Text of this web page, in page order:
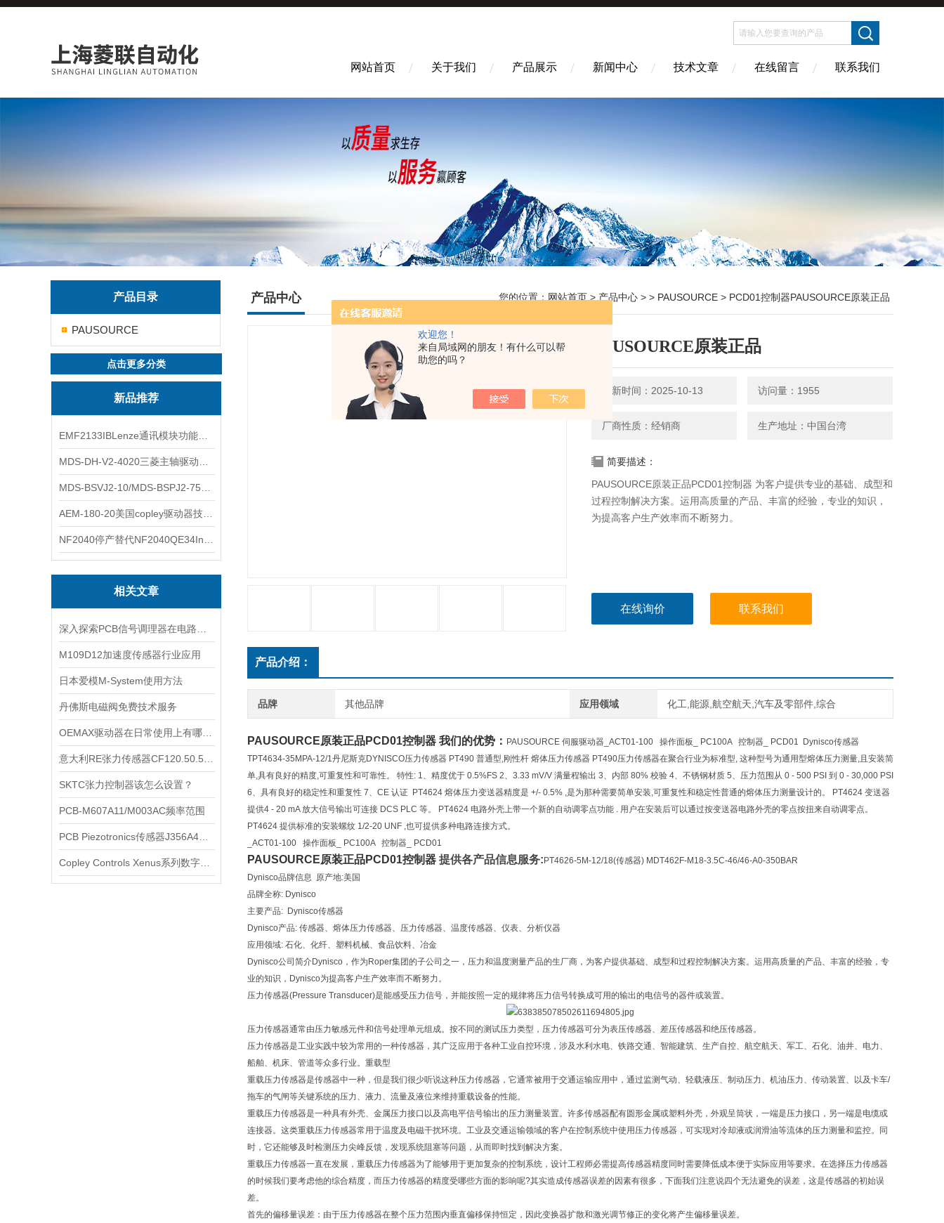
欢迎您！
来自局域网的朋友！有什么可以帮
助您的吗？
网站首页 关于我们 产品展示 新闻中心 技术文章 在线留言 联系我们
产品目录
PAUSOURCE
点击更多分类
新品推荐
相关文章
M109D12加速度传感器行业应用
日本爱模M-System使用方法
丹佛斯电磁阀免费技术服务
SKTC张力控制器该怎么设置？
PCB-M607A11/M003AC频率范围
产品中心 您的位置： 网站首页 > 产品中心 > > PAUSOURCE > PCD01控制器PAUSOURCE原装正品
PAUSOURCE原装正品
更新时间：2025-10-13 访问量：1955
厂商性质：经销商 生产地址：中国台湾
简要描述：
PAUSOURCE原装正品PCD01控制器 为客户提供专业的基础、成型和
过程控制解决方案。运用高质量的产品、丰富的经验，专业的知识，
为提高客户生产效率而不断努力。
在线询价 联系我们
产品介绍：
品牌 其他品牌 应用领域 化工,能源,航空航天,汽车及零部件,综合
PAUSOURCE原装正品PCD01控制器 我们的优势： PAUSOURCE 伺服驱动器_ACT01-100 操作面板_ PC100A 控制器_ PCD01
Dynisco传感器
TPT4634-35MPA-12/1丹尼斯克DYNISCO压力传感器 PT490 普通型,刚性杆 熔体压力传感器 PT490压力传感器在聚合行业为标准型, 这种型号为通用型熔体压力测量,且安装简
单,具有良好的精度,可重复性和可靠性。 特性: 1、精度优于 0.5%FS 2、3.33 mV/V 满量程输出 3、内部 80% 校验 4、不锈钢材质 5、压力范围从 0 - 500 PSI 到 0 - 30,000 PSI
6、具有良好的稳定性和重复性 7、CE 认证 PT4624 熔体压力变送器精度是 +/- 0.5% ,是为那种需要简单安装,可重复性和稳定性普通的熔体压力测量设计的。 PT4624 变送器
提供4 - 20 mA 放大信号输出可连接 DCS PLC 等。 PT4624 电路外壳上带一个新的自动调零点功能 . 用户在安装后可以通过按变送器电路外壳的零点按扭来自动调零点。
PT4624 提供标准的安装螺纹 1/2-20 UNF ,也可提供多种电路连接方式。
_ACT01-100 操作面板_ PC100A 控制器_ PCD01
PAUSOURCE原装正品PCD01控制器 提供各产品信息服务: PT4626-5M-12/18(传感器) MDT462F-M18-3.5C-46/46-A0-350BAR
Dynisco品牌信息 原产地:美国
品牌全称: Dynisco
主要产品: Dynisco传感器
Dynisco产品: 传感器、熔体压力传感器、压力传感器、温度传感器、仪表、分析仪器
应用领域: 石化、化纤、塑料机械、食品饮料、冶金
Dynisco公司简介Dynisco，作为Roper集团的子公司之一，压力和温度测量产品的生厂商，为客户提供基础、成型和过程控制解决方案。运用高质量的产品、丰富的经验，专
业的知识，Dynisco为提高客户生产效率而不断努力。
压力传感器(Pressure Transducer)是能感受压力信号，并能按照一定的规律将压力信号转换成可用的输出的电信号的器件或装置。
压力传感器通常由压力敏感元件和信号处理单元组成。按不同的测试压力类型，压力传感器可分为表压传感器、差压传感器和绝压传感器。
压力传感器是工业实践中较为常用的一种传感器，其广泛应用于各种工业自控环境，涉及水利水电、铁路交通、智能建筑、生产自控、航空航天、军工、石化、油井、电力、
船舶、机床、管道等众多行业。重载型
重载压力传感器是传感器中一种，但是我们很少听说这种压力传感器，它通常被用于交通运输应用中，通过监测气动、轻载液压、制动压力、机油压力、传动装置、以及卡车/
拖车的气闸等关键系统的压力、液力、流量及液位来维持重载设备的性能。
重载压力传感器是一种具有外壳、金属压力接口以及高电平信号输出的压力测量装置。许多传感器配有圆形金属或塑料外壳，外观呈筒状，一端是压力接口，另一端是电缆或
连接器。这类重载压力传感器常用于温度及电磁干扰环境。工业及交通运输领域的客户在控制系统中使用压力传感器，可实现对冷却液或润滑油等流体的压力测量和监控。同
时，它还能够及时检测压力尖峰反馈，发现系统阻塞等问题，从而即时找到解决方案。
重载压力传感器一直在发展，重载压力传感器为了能够用于更加复杂的控制系统，设计工程师必需提高传感器精度同时需要降低成本便于实际应用等要求。在选择压力传感器
的时候我们要考虑他的综合精度，而压力传感器的精度受哪些方面的影响呢?其实造成传感器误差的因素有很多，下面我们注意说四个无法避免的误差，这是传感器的初始误
差。
首先的偏移量误差：由于压力传感器在整个压力范围内垂直偏移保持恒定，因此变换器扩散和激光调节修正的变化将产生偏移量误差。